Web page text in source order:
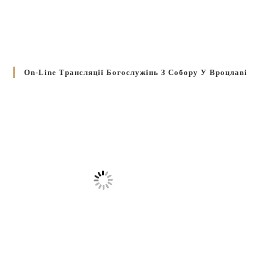
On-Line Трансляції Богослужінь З Собору У Вроцлаві